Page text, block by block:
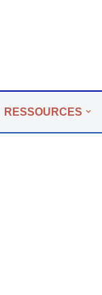
RESSOURCES